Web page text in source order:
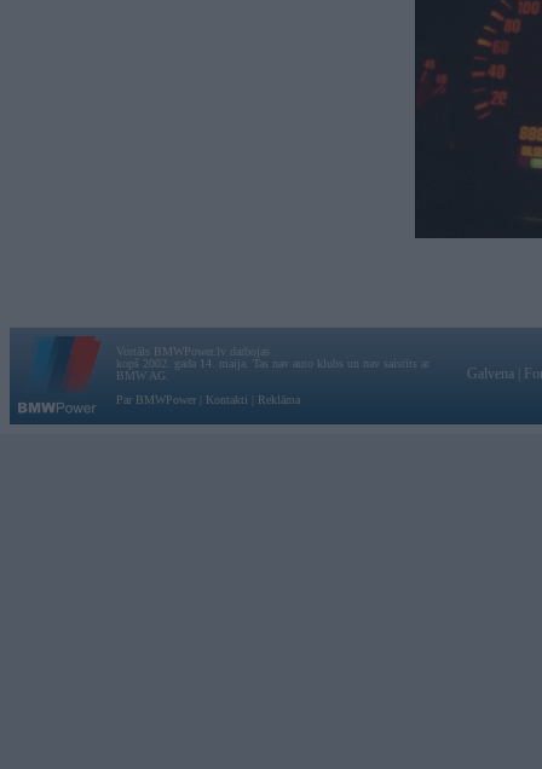
Vortāls BMWPower.lv darbojas
kopš 2002. gada 14. maija. Tas nav auto klubs un nav saistīts ar
BMW AG.
Par BMWPower
Kontakti Reklāma
Galvena